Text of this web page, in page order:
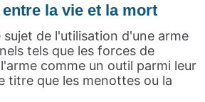
la vie et la mort
sujet de l'utilisation d'une arme
tels que les forces de
comme un outil parmi leur
titre que les menottes ou la